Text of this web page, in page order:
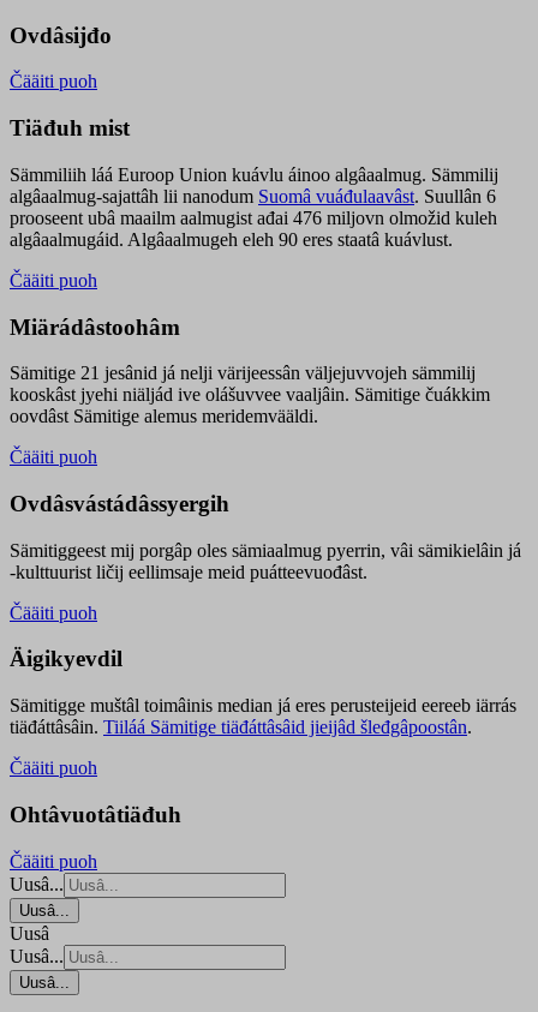
Ovdâsijđo
Čääiti puoh
Tiäđuh mist
Sämmiliih láá Euroop Union kuávlu áinoo algâaalmug. Sämmilij
algâaalmug-sajattâh lii nanodum Suomâ vuáđulaavâst. Suullân 6
prooseent ubâ maailm aalmugist ađai 476 miljovn olmožid kuleh
algâaalmugáid. Algâaalmugeh eleh 90 eres staatâ kuávlust.
Čääiti puoh
Miärádâstoohâm
Sämitige 21 jesânid já nelji värijeessân väljejuvvojeh sämmilij
kooskâst jyehi niäljád ive olášuvvee vaaljâin. Sämitige čuákkim
oovdâst Sämitige alemus meridemvääldi.
Čääiti puoh
Ovdâsvástádâssyergih
Sämitiggeest mij porgâp oles sämiaalmug pyerrin, vâi sämikielâin já
-kulttuurist ličij eellimsaje meid puátteevuođâst.
Čääiti puoh
Äigikyevdil
Sämitigge muštâl toimâinis median já eres perusteijeid eereeb iärrás
tiäđáttâsâin. Tiiláá Sämitige tiäđáttâsâid jieijâd šleđgâpoostân.
Čääiti puoh
Ohtâvuotâtiäđuh
Čääiti puoh
Uusâ...
Uusâ...
Uusâ
Uusâ...
Uusâ...